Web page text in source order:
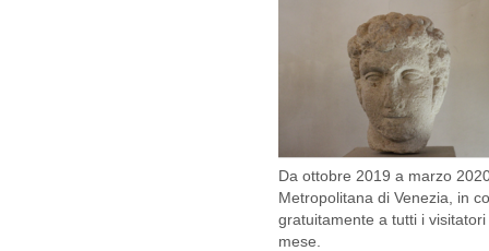
Da ottobre 2019 a marzo
Metropolitana di Venezia, in
gratuitamente a tutti i
mese.